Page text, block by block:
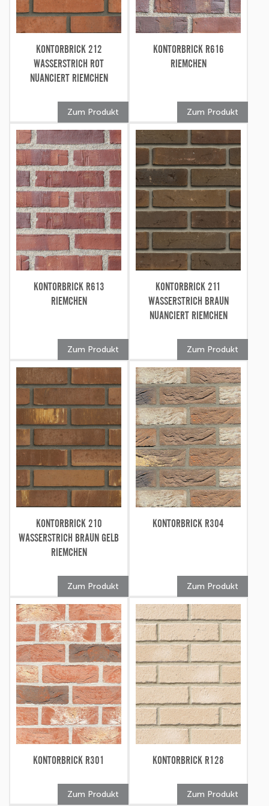
KONTORBRICK 212
WASSERSTRICH ROT
NUANCIERT RIEMCHEN
Zum Produkt
KONTORBRICK R616
RIEMCHEN
Zum Produkt
KONTORBRICK R613
RIEMCHEN
Zum Produkt
KONTORBRICK 211
WASSERSTRICH BRAUN
NUANCIERT RIEMCHEN
Zum Produkt
KONTORBRICK 210
WASSERSTRICH BRAUN GELB
RIEMCHEN
Zum Produkt
KONTORBRICK R304
Zum Produkt
KONTORBRICK R301
Zum Produkt
KONTORBRICK R128
Zum Produkt